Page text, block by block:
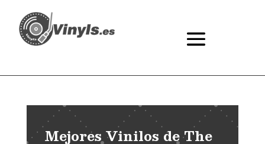
Mejores Vinilos de The